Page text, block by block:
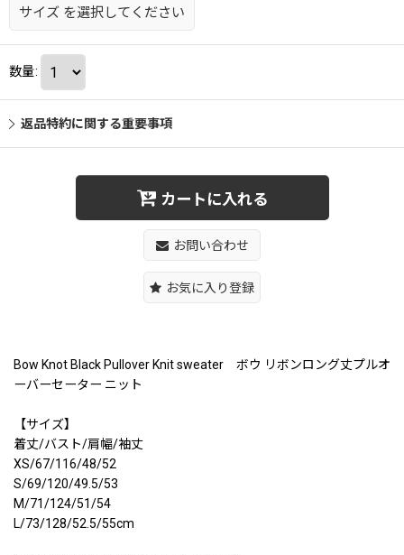
サイズ を選択してください
数量:
返品特約に関する重要事項
カートに入れる
お問い合わせ
お気に入り登録
Bow Knot Black Pullover Knit sweater ボウ リボンロング丈プルオ
ーバーセーター ニット
【サイズ】
着丈/バスト/肩幅/袖丈
XS/67/116/48/52
S/69/120/49.5/53
M/71/124/51/54
L/73/128/52.5/55cm